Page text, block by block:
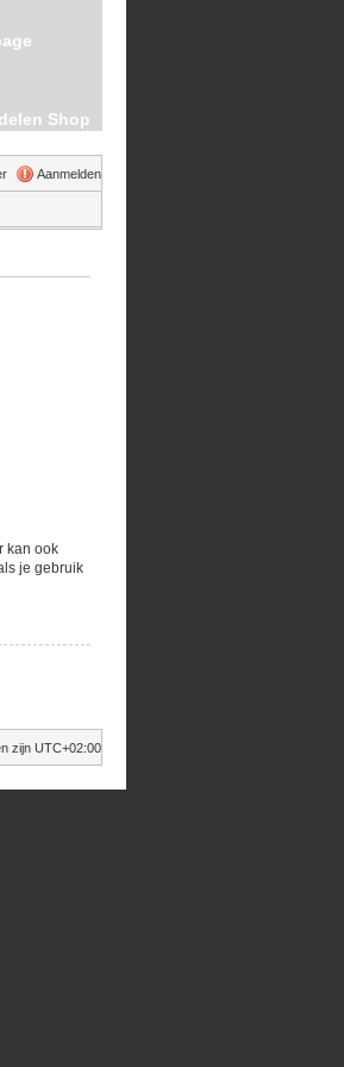
Shop
Aanmelden
kan ook
je gebruik
zijn UTC+02:00